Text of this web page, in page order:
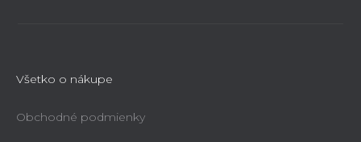
Všetko o nákupe
Obchodné podmienky